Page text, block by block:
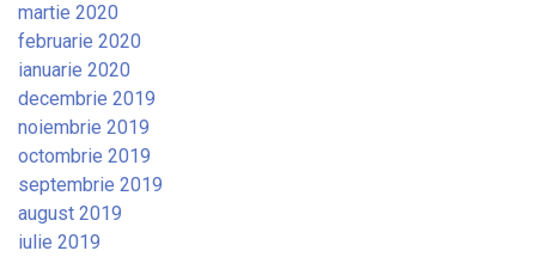
martie 2020
februarie 2020
ianuarie 2020
decembrie 2019
noiembrie 2019
octombrie 2019
septembrie 2019
august 2019
iulie 2019